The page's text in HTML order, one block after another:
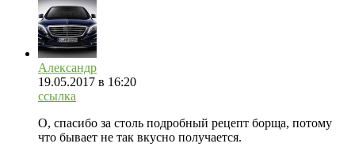
Александр
19.05.2017 в 16:20
ссылка
О, спасибо за столь подробный рецепт борща, потому
что бывает не так вкусно получается.